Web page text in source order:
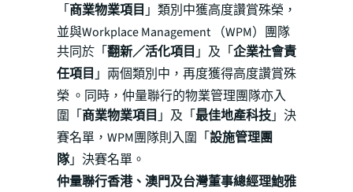
「商業物業項目 」類別中獲高度讚賞殊榮，
並與Workplace Management （WPM）團隊
共同於「翻新／活化項目 」及「企業社會責
任項目 」兩個類別中，再度獲得高度讚賞殊
榮 。同時，仲量聯行的物業管理團隊亦入
圍「商業物業項目 」及「最佳地產科技」決
賽名單，WPM團隊則入圍「設施管理團
隊」決賽名單。
仲量聯行香港、澳門及台灣董事總經理鮑雅